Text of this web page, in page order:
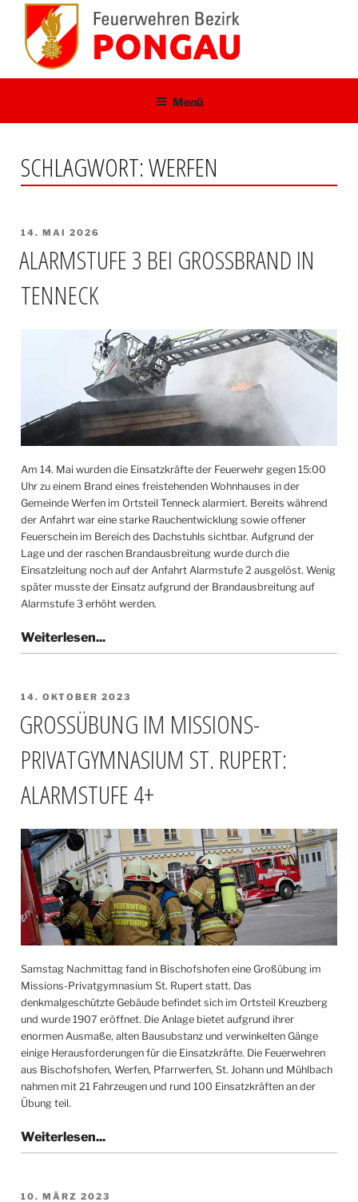
springen
Menü
SCHLAGWORT:WERFEN
VERÖFFENTLICHT
14. MAI 2026
ALARMSTUFE 3 BEI GROSSBRAND IN T
ENNECK
Am 14. Mai wurden die Einsatzkräfte der Feuerwehr gegen 15:00
Uhr zu einem Brand eines freistehenden Wohnhauses in der
Gemeinde Werfen im Ortsteil Tenneck alarmiert. Bereits während
der Anfahrt war eine starke Rauchentwicklung sowie offener
Feuerschein im Bereich des Dachstuhls sichtbar. Aufgrund der
Lage und der raschen Brandausbreitung wurde durch die
Einsatzleitung noch auf der Anfahrt Alarmstufe 2 ausgelöst. Wenig
später musste der Einsatz aufgrund der Brandausbreitung auf
Alarmstufe 3 erhöht werden.
VERÖFFENTLICHT
14. OKTOBER 2023
GROSSÜBUNG IM MISSIONS-P
RIVATGYMNASIUM ST. RUPERT: A
LARMSTUFE 4+
Samstag Nachmittag fand in Bischofshofen eine Großübung im
Missions-Privatgymnasium St. Rupert statt. Das
denkmalgeschützte Gebäude befindet sich im Ortsteil Kreuzberg
und wurde 1907 eröffnet. Die Anlage bietet aufgrund ihrer
enormen Ausmaße, alten Bausubstanz und verwinkelten Gänge
einige Herausforderungen für die Einsatzkräfte. Die Feuerwehren
aus Bischofshofen, Werfen, Pfarrwerfen, St. Johann und Mühlbach
nahmen mit 21 Fahrzeugen und rund 100 Einsatzkräften an der
Übung teil.
VERÖFFENTLICHT
10. MÄRZ 2023